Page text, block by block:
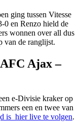
ging tussen Vitesse
0 en Renzo hield de
wonnen over all dus
van de ranglijst.
Ajax –
e-Divisie kraker op
een en twee van
is hier live te volgen.